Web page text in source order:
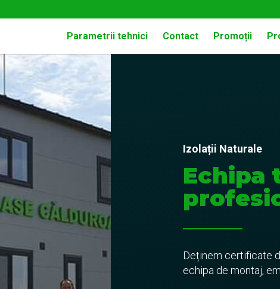
Parametrii tehnici Contact Promoții
Izolații Naturale
Echipa
Deținem certificate
echipa de montaj,